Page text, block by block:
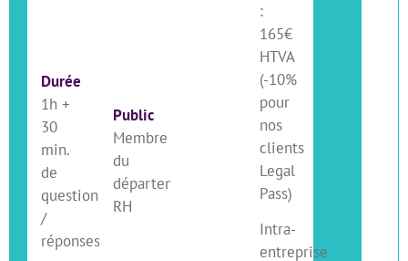
Durée
1h +
30
min.
de
questions
/
réponses
Public
Membre
du
département
RH
:
165€
HTVA
(-10%
pour
nos
clients
Legal
Pass)
Intra-
entreprise